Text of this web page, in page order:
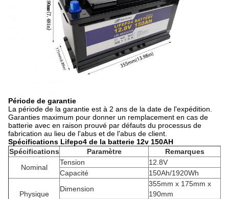
Période de garantie
La période de la garantie est à 2 ans de la date de l'expédition.
Garanties maximum pour donner un remplacement en cas de
batterie avec en raison prouvé par défauts du processus de
fabrication au lieu de l'abus et de l'abus de client.
Spécifications Lifepo4 de la batterie 12v 150AH
Spécifications
Paramètre
Remarques
Nominal
Tension
12.8V
Capacité
150Ah/1920Wh
Physique
Dimension
355mm x 175mm x
190mm